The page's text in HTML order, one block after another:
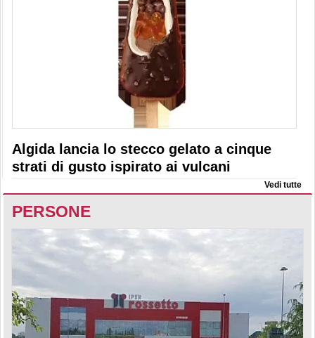
Algida lancia lo stecco gelato a cinque
strati di gusto ispirato ai vulcani
Vedi tutte
PERSONE